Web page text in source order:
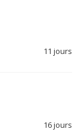
11 jours
16 jours